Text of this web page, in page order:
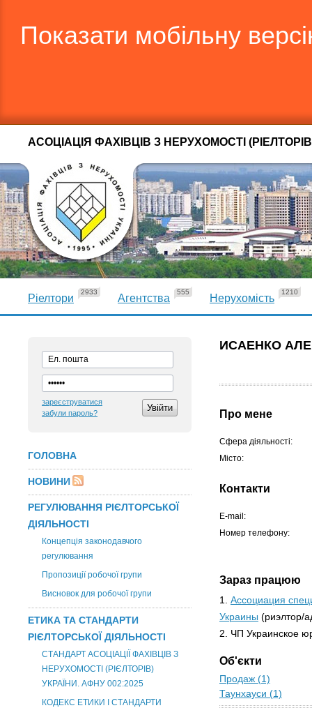
Показати мобільну
АСОЦІАЦІЯ ФАХІВЦІВ З НЕРУХОМОСТІ
Ріелтори
2933
Агентства
555
Нерухомість
1210
зареєструватися
забули пароль?
ГОЛОВНА
НОВИНИ
РЕГУЛЮВАННЯ РІЄЛТОРСЬКОЇ
ДІЯЛЬНОСТІ
Концепція законодавчого
регулювання
Пропозиції робочої групи
Висновок для робочої групи
ЕТИКА ТА СТАНДАРТИ
РІЄЛТОРСЬКОЇ ДІЯЛЬНОСТІ
СТАНДАРТ АСОЦІАЦІЇ ФАХІВЦІВ З
НЕРУХОМОСТІ (РІЄЛТОРІВ)
УКРАЇНИ. АФНУ 002:2025
КОДЕКС ЕТИКИ І СТАНДАРТИ
ИСАЕНКО
Про мене
Сфера діяльності:
Місто:
Контакти
E-mail:
Номер телефону:
Зараз працюю
1. Ассоциация
Украины (риэлтор/
2. ЧП Украинское
Об'єкти
Продаж (1)
Таунхауси (1)